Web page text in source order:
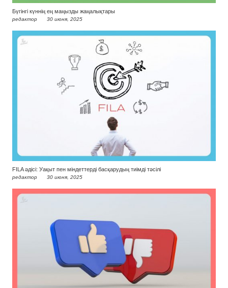
Бүгінгі күннің ең маңызды жаңалықтары
редактор 30 июня, 2025
FILA әдісі: Уақыт пен міндеттерді басқарудың тиімді тәсілі
редактор 30 июня, 2025